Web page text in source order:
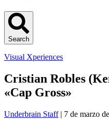
Search
Visual Xperiences
Cristian Robles
«Cap Gross»
Underbrain Staff| 7 de marzo